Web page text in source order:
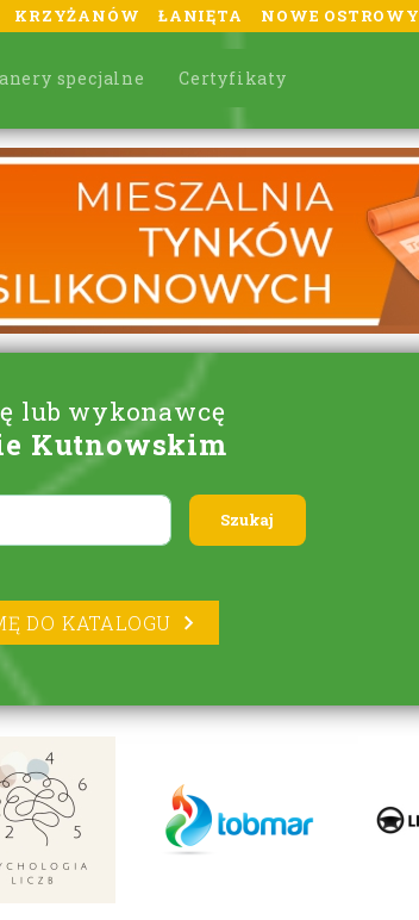
KRZYŻANÓW ŁANIĘTA NOWE OSTROWY
specjalne Certyfikaty
lub wykonawcę
Kutnowskim
DO KATALOGU